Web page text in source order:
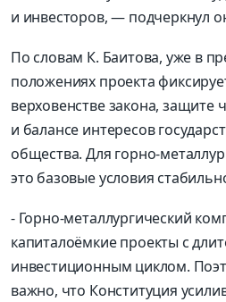
и инвесторов, — подчеркнул
По словам К. Баитова, уже в
положениях проекта
верховенстве закона, защите
и балансе интересов
общества. Для горно-
это базовые условия
- Горно-металлургический
капиталоёмкие проекты с
инвестиционным циклом.
важно, что Конституция